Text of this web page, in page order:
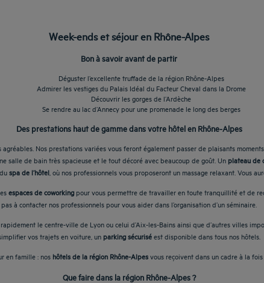
Week-ends et séjour en Rhône-Alpes
Bon à savoir avant de partir
Déguster l’excellente truffade de la région Rhône-Alpes
Admirer les vestiges du Palais Idéal du Facteur Cheval dans la Drome
Découvrir les gorges de l’Ardèche
Se rendre au lac d’Annecy pour une promenade le long des berges
Des prestations haut de gamme dans votre hôtel en Rhône-Alpes
Nos prestations variées vous feront également passer de plaisants
salle de bain très spacieuse et le tout décoré avec beaucoup de goût. Un plateau de
spa de l’hôtel, où nos professionnels vous proposeront un massage relaxant. Vous
espaces de coworking pour vous permettre de travailler en toute tranquillité et de
pas à contacter nos professionnels pour vous aider dans l’organisation d’un séminaire.
le centre-ville de Lyon ou celui d’Aix-les-Bains ainsi que d’autres villes
vos trajets en voiture, un parking sécuriséest disponible dans tous nos hôtels.
en famille : nos hôtels de la région Rhône-Alpesvous reçoivent dans un cadre à la
Que faire dans la région Rhône-Alpes ?